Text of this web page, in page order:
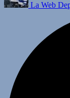
La Web